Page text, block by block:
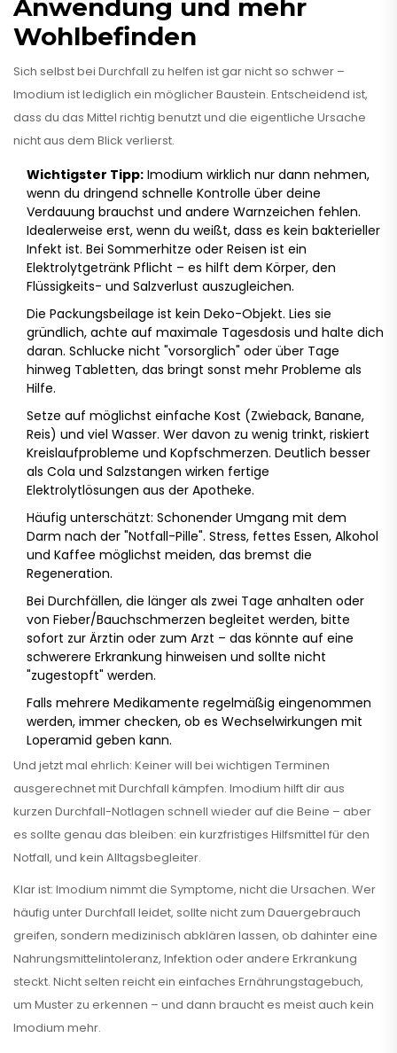
Anwendung und mehr
Wohlbefinden
Sich selbst bei Durchfall zu helfen ist gar nicht so schwer –
Imodium ist lediglich ein möglicher Baustein. Entscheidend ist,
dass du das Mittel richtig benutzt und die eigentliche Ursache
nicht aus dem Blick verlierst.
Wichtigster Tipp: Imodium wirklich nur dann nehmen,
wenn du dringend schnelle Kontrolle über deine
Verdauung brauchst und andere Warnzeichen fehlen.
Idealerweise erst, wenn du weißt, dass es kein bakterieller
Infekt ist. Bei Sommerhitze oder Reisen ist ein
Elektrolytgetränk Pflicht – es hilft dem Körper, den
Flüssigkeits- und Salzverlust auszugleichen.
Die Packungsbeilage ist kein Deko-Objekt. Lies sie
gründlich, achte auf maximale Tagesdosis und halte dich
daran. Schlucke nicht "vorsorglich" oder über Tage
hinweg Tabletten, das bringt sonst mehr Probleme als
Hilfe.
Setze auf möglichst einfache Kost (Zwieback, Banane,
Reis) und viel Wasser. Wer davon zu wenig trinkt, riskiert
Kreislaufprobleme und Kopfschmerzen. Deutlich besser
als Cola und Salzstangen wirken fertige
Elektrolytlösungen aus der Apotheke.
Häufig unterschätzt: Schonender Umgang mit dem
Darm nach der "Notfall-Pille". Stress, fettes Essen, Alkohol
und Kaffee möglichst meiden, das bremst die
Regeneration.
Bei Durchfällen, die länger als zwei Tage anhalten oder
von Fieber/Bauchschmerzen begleitet werden, bitte
sofort zur Ärztin oder zum Arzt – das könnte auf eine
schwerere Erkrankung hinweisen und sollte nicht
"zugestopft" werden.
Falls mehrere Medikamente regelmäßig eingenommen
werden, immer checken, ob es Wechselwirkungen mit
Loperamid geben kann.
Und jetzt mal ehrlich: Keiner will bei wichtigen Terminen
ausgerechnet mit Durchfall kämpfen. Imodium hilft dir aus
kurzen Durchfall-Notlagen schnell wieder auf die Beine – aber
es sollte genau das bleiben: ein kurzfristiges Hilfsmittel für den
Notfall, und kein Alltagsbegleiter.
Klar ist: Imodium nimmt die Symptome, nicht die Ursachen. Wer
häufig unter Durchfall leidet, sollte nicht zum Dauergebrauch
greifen, sondern medizinisch abklären lassen, ob dahinter eine
Nahrungsmittelintoleranz, Infektion oder andere Erkrankung
steckt. Nicht selten reicht ein einfaches Ernährungstagebuch,
um Muster zu erkennen – und dann braucht es meist auch kein
Imodium mehr.